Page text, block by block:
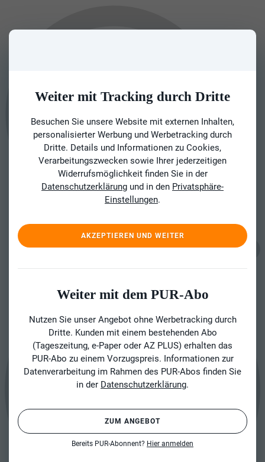
Weiter mit Tracking durch Dritte
Besuchen Sie unsere Website mit externen Inhalten,
personalisierter Werbung und Werbetracking durch
Dritte. Details und Informationen zu Cookies,
Verarbeitungszwecken sowie Ihrer jederzeitigen
Widerrufsmöglichkeit finden Sie in der
Datenschutzerklärung und in den Privatsphäre-
Einstellungen.
AKZEPTIEREN UND WEITER
Weiter mit dem PUR-Abo
Nutzen Sie unser Angebot ohne Werbetracking durch
Dritte. Kunden mit einem bestehenden Abo
(Tageszeitung, e-Paper oder AZ PLUS) erhalten das
PUR-Abo zu einem Vorzugspreis. Informationen zur
Datenverarbeitung im Rahmen des PUR-Abos finden Sie
in der Datenschutzerklärung.
ZUM ANGEBOT
Bereits PUR-Abonnent? Hier anmelden